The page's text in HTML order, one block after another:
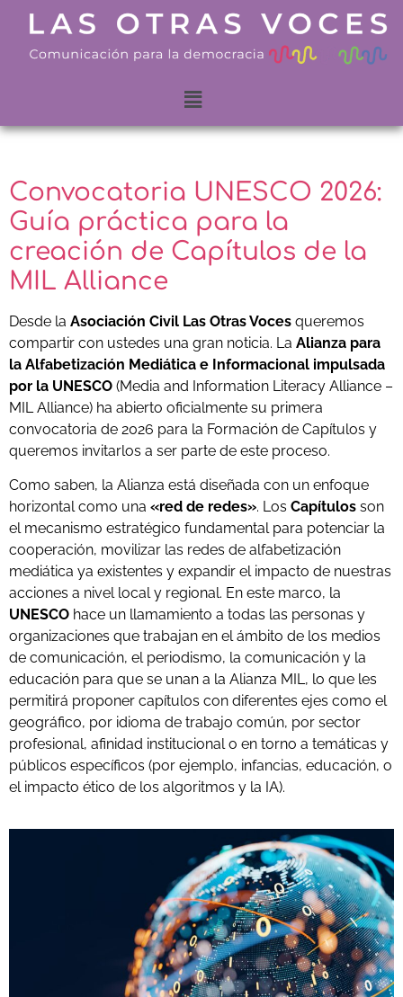
Convocatoria UNESCO 2026:
Guía práctica para la
creación de Capítulos de la
MIL Alliance
Desde la Asociación Civil Las Otras Voces queremos
compartir con ustedes una gran noticia. La Alianza para
la Alfabetización Mediática e Informacional impulsada
por la UNESCO (Media and Information Literacy Alliance –
MIL Alliance) ha abierto oficialmente su primera
convocatoria de 2026 para la Formación de Capítulos y
queremos invitarlos a ser parte de este proceso.
Como saben, la Alianza está diseñada con un enfoque
horizontal como una «red de redes». Los Capítulos son
el mecanismo estratégico fundamental para potenciar la
cooperación, movilizar las redes de alfabetización
mediática ya existentes y expandir el impacto de nuestras
acciones a nivel local y regional. En este marco, la
UNESCO hace un llamamiento a todas las personas y
organizaciones que trabajan en el ámbito de los medios
de comunicación, el periodismo, la comunicación y la
educación para que se unan a la Alianza MIL, lo que les
permitirá proponer capítulos con diferentes ejes como el
geográfico, por idioma de trabajo común, por sector
profesional, afinidad institucional o en torno a temáticas y
públicos específicos (por ejemplo, infancias, educación, o
el impacto ético de los algoritmos y la IA).